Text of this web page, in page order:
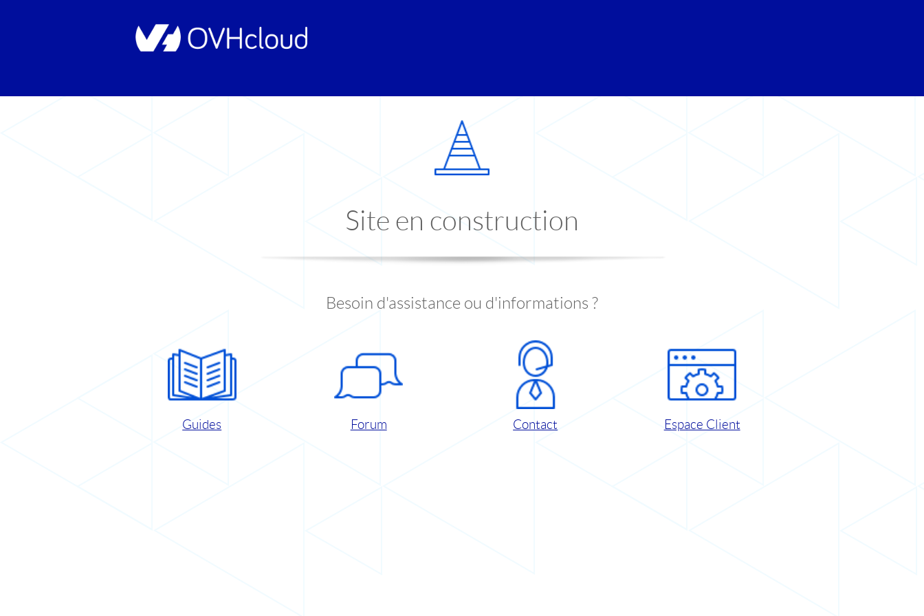
Site en construction
Besoin d'assistance ou d'informations ?
Guides Forum Contact Espace Client